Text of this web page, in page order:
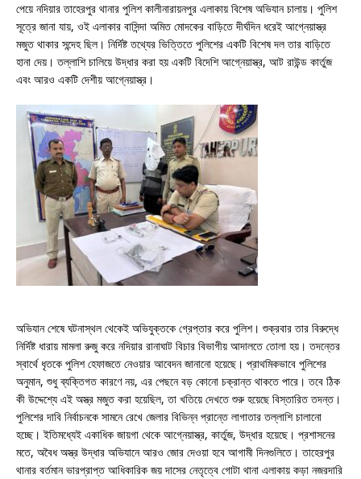
পেয়ে নদিয়ার তাহেরপুর থানার পুলিশ কালীনারায়নপুর এলাকায় বিশেষ অভিযান চালায়। পুলিশ
সূত্রে জানা যায়, ওই এলাকার বাসিন্দা অমিত মোদকের বাড়িতে দীর্ঘদিন ধরেই আগ্নেয়াস্ত্র
মজুত থাকার সন্দেহ ছিল। নির্দিষ্ট তথ্যের ভিত্তিতে পুলিশের একটি বিশেষ দল তার বাড়িতে
হানা দেয়। তল্লাশি চালিয়ে উদ্ধার করা হয় একটি বিদেশি আগ্নেয়াস্ত্র, আট রাউন্ড কার্তুজ
এবং আরও একটি দেশীয় আগ্নেয়াস্ত্র।
অভিযান শেষে ঘটনাস্থল থেকেই অভিযুক্তকে গ্রেপ্তার করে পুলিশ। শুক্রবার তার বিরুদ্ধে
নির্দিষ্ট ধারায় মামলা রুজু করে নদিয়ার রানাঘাট বিচার বিভাগীয় আদালতে তোলা হয়। তদন্তের
স্বার্থে ধৃতকে পুলিশ হেফাজতে নেওয়ার আবেদন জানানো হয়েছে। প্রাথমিকভাবে পুলিশের
অনুমান, শুধু ব্যক্তিগত কারণে নয়, এর পেছনে বড় কোনো চক্রান্ত থাকতে পারে। তবে ঠিক
কী উদ্দেশ্যে এই অস্ত্র মজুত করা হয়েছিল, তা খতিয়ে দেখতে শুরু হয়েছে বিস্তারিত তদন্ত।
পুলিশের দাবি নির্বাচনকে সামনে রেখে জেলার বিভিন্ন প্রান্তে লাগাতার তল্লাশি চালানো
হচ্ছে। ইতিমধ্যেই একাধিক জায়গা থেকে আগ্নেয়াস্ত্র, কার্তুজ, উদ্ধার হয়েছে। প্রশাসনের
মতে, অবৈধ অস্ত্র উদ্ধার অভিযানে আরও জোর দেওয়া হবে আগামী দিনগুলিতে। তাহেরপুর
থানার বর্তমান ভারপ্রাপ্ত আধিকারিক জয় দাসের নেতৃত্বে গোটা থানা এলাকায় কড়া নজরদারি